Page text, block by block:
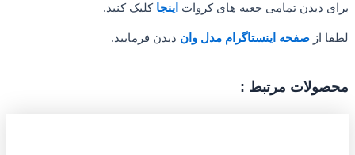
برای دیدن تمامی جعبه های کروات اینجا کلیک کنید.
لطفا از صفحه اینستاگرام مدل وان دیدن فرمایید.
محصولات مرتبط :